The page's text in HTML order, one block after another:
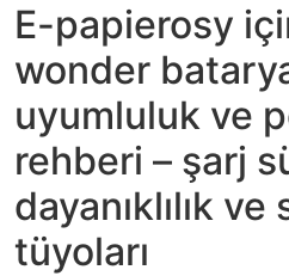
E-papierosy
wonder
uyumluluk ve
rehberi – şarj
dayanıklılık ve
tüyoları